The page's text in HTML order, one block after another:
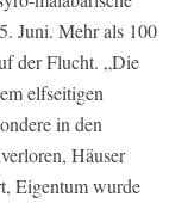
Juni. Mehr als 100
der Flucht. „Die
elfseitigen
in den
Häuser
Eigentum wurde